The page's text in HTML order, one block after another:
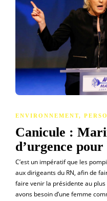
ENVIRONNEMENT,
Canicule :
d’urgence
C’est un impératif que les
aux dirigeants du RN, afin de
faire venir la présidente au
avons besoin d’une femme